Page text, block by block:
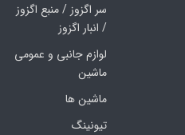
سر اگزوز / منبع اگزوز
/ انبار اگزوز
لوازم جانبی و عمومی
ماشین
ماشین ها
تیونینگ